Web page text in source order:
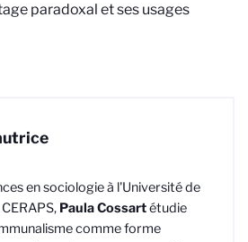
paradoxal et ses usages
en sociologie à l'Université de
Paula Cossartétudie
comme forme